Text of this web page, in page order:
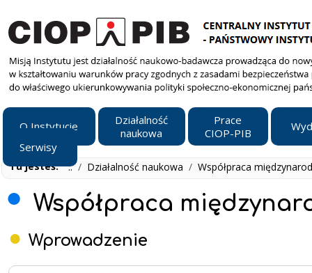
O Instytucie
Działalność
naukowa
Prace
CIOP-PIB
Serwisy
Tu jesteś: ../ Działalność naukowa / Współpraca
Współpraca
Wprowadzenie